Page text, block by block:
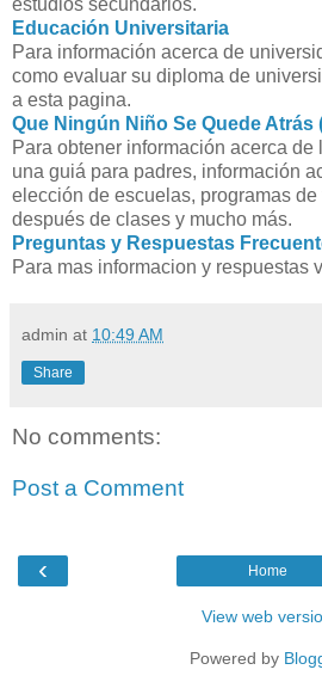
Educación Universitaria
Para información acerca de
como evaluar su diploma de
a esta pagina.
Que Ningún Niño Se Quede Atrás
Para obtener información acerca
una guiá para padres, información
elección de escuelas, programas
después de clases y mucho más.
Preguntas y Respuestas
Para mas informacion y respuestas
admin at 10:49 AM
Share
No comments:
Post a Comment
‹ Home
View web
Powered by